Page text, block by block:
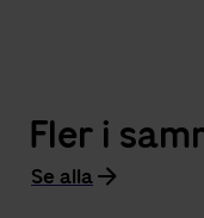
Fler i
Se alla